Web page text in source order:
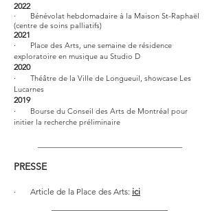
2022
· Bénévolat hebdomadaire à la Maison St-Raphaël
(centre de soins palliatifs)
2021
·
Place des Arts, une semaine de résidence
exploratoire en musique au Studio D
2020
·
Théâtre de la Ville de Longueuil, showcase Les
Lucarnes
2019
·
Bourse du Conseil des Arts de Montréal pour
initier la recherche préliminaire
PRESSE
· Article de la Place des Arts: ici